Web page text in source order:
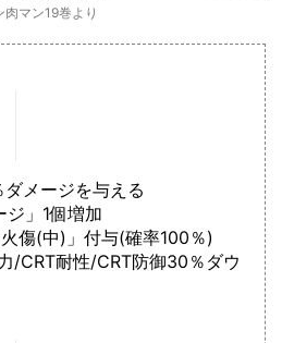
肉マン19巻より
メージを与える
ジ」1個増加
傷(中)」付与(確率100％)
/CRT耐性/CRT防御30％ダウ